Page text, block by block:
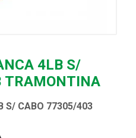
4LB S/
TRAMONTINA
S/ CABO 77305/403